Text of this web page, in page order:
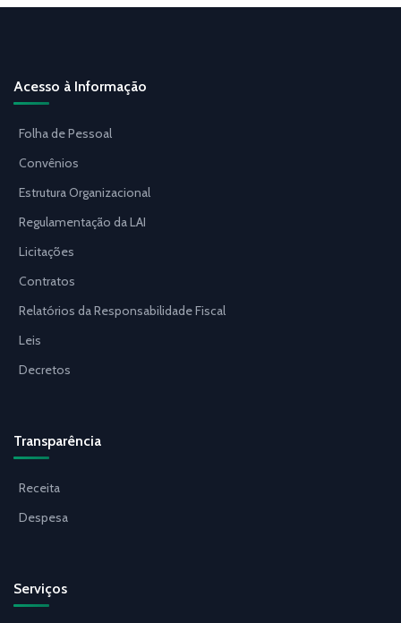
Acesso à Informação
Folha de Pessoal
Convênios
Estrutura Organizacional
Regulamentação da LAI
Licitações
Contratos
Relatórios da Responsabilidade Fiscal
Leis
Decretos
Transparência
Receita
Despesa
Serviços